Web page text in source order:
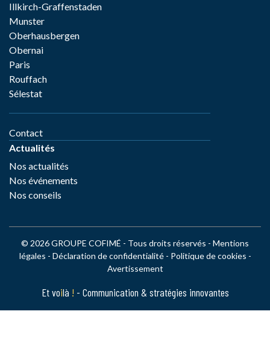
Illkirch-Graffenstaden
Munster
Oberhausbergen
Obernai
Paris
Rouffach
Sélestat
Contact
Actualités
Nos actualités
Nos événements
Nos conseils
© 2026 GROUPE COFIMÉ - Tous droits réservés - Mentions
légales - Déclaration de confidentialité- Politique de cookies -
Avertissement
Et voilà ! - Communication & stratégies innovantes